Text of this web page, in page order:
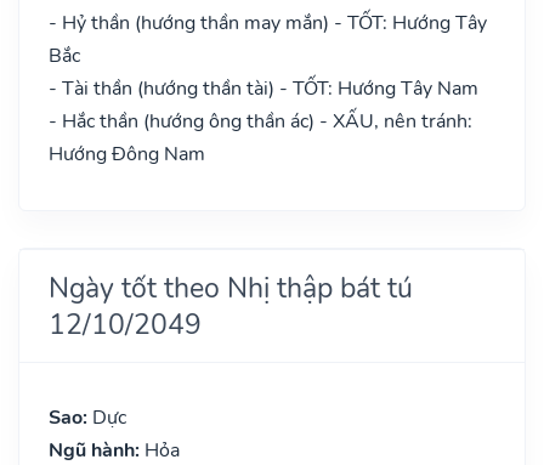
- Hỷ thần (hướng thần may mắn) - TỐT: Hướng Tây
Bắc
- Tài thần (hướng thần tài) - TỐT: Hướng Tây Nam
- Hắc thần (hướng ông thần ác) - XẤU, nên tránh:
Hướng Đông Nam
Ngày tốt theo Nhị thập bát tú
12/10/2049
Sao: Dực
Ngũ hành: Hỏa